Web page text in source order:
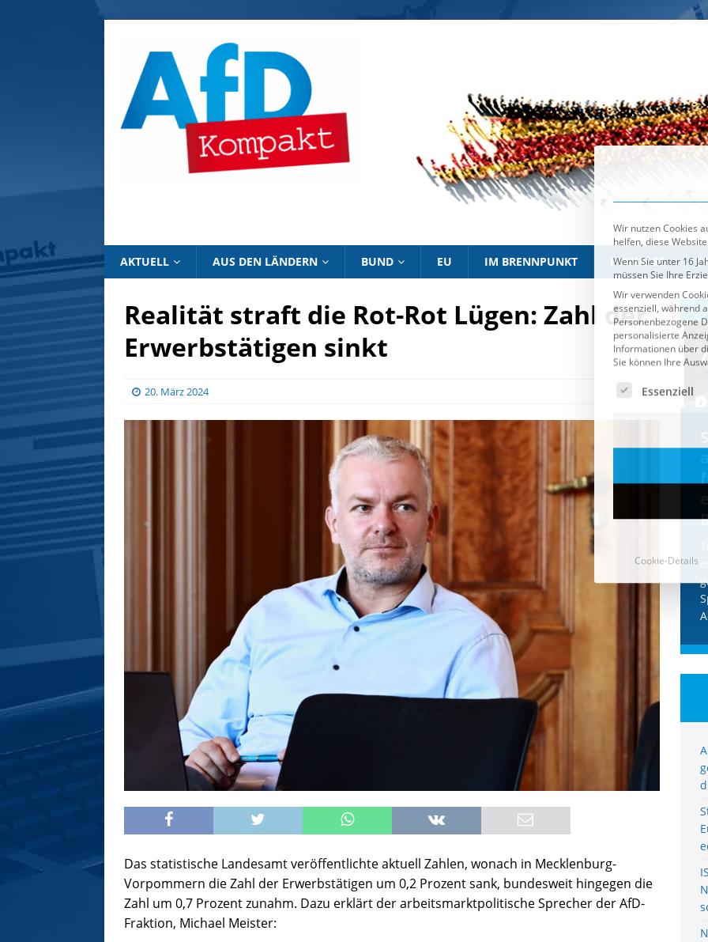
AKTUELL AUS DEN LÄNDERN BUND EU IM BRENNPUNKT HINWEISE
Realität straft die Rot-Rot Lügen: Zahl der
Erwerbstätigen sinkt
20. März 2024
Das statistische Landesamt veröffentlichte aktuell Zahlen, wonach in Mecklenburg-
Vorpommern die Zahl der Erwerbstätigen um 0,2 Prozent sank, bundesweit hingegen die
Zahl um 0,7 Prozent zunahm. Dazu erklärt der arbeitsmarktpolitische Sprecher der AfD-
Fraktion, Michael Meister:
IM BRENNPUNKT
CDU & Ampel wollen nach
der Wahl wieder Afghanen
einfliegen: Zeit für ein
Asylmoratorium!
Die Bundesregierung und die CDU
halten die Wähler für dumm! Weil die
Stimmung wegen der von Afghanen
verübten Anschläge kippte, wurden die
Flüge vor der[...]
IM
Wir nutzen Cookies
helfen, diese
Wenn Sie unter 16
müssen Sie Ihre
essenziell, während
Personenbezogene
personalisierte
Sie können Ihre
Es folgt eine
Essenziell